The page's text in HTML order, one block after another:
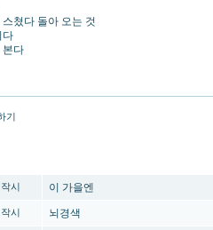
쳤다 돌아 오는 것
다
본다
기
시 이 가을엔
시 뇌경색